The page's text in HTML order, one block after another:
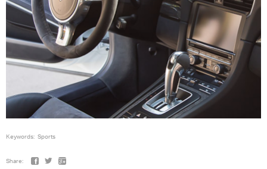
Keywords: Sports
Share: